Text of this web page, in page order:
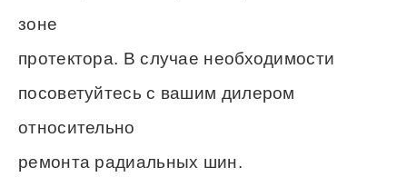
зоне
протектора. В случае необходимости
посоветуйтесь с вашим дилером
относительно
ремонта радиальных шин.